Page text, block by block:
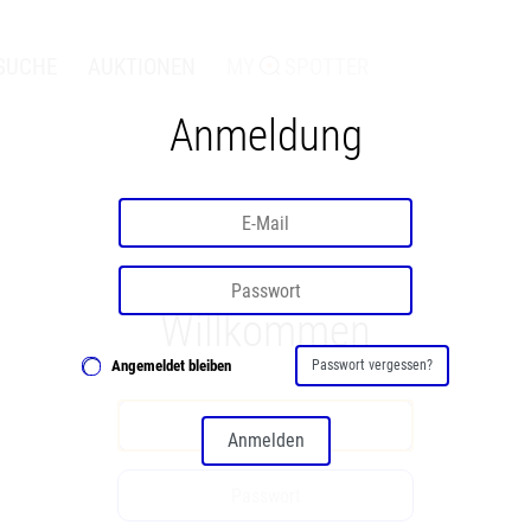
Anmeldung
Angemeldet bleiben Passwort vergessen?
Anmelden
Willkommen